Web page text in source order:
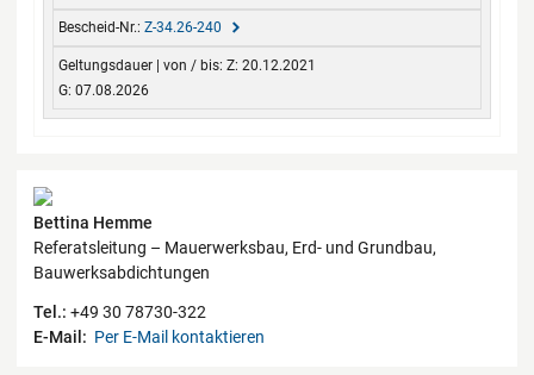
Z-34.26-240
Z: 20.12.2021
G: 07.08.2026
Kontaktdaten
Bettina Hemme
Referatsleitung – Mauerwerksbau, Erd- und Grundbau,
Bauwerksabdichtungen
Tel.: +49 30 78730-322
E-Mail: Per E-Mail kontaktieren